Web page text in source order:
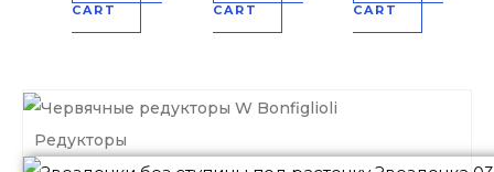
Редукторы
CART
CART
CART